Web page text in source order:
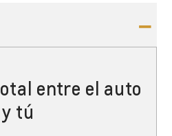
entre el auto
y tú